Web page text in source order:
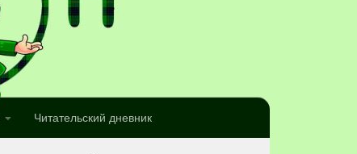
Читательский дневник